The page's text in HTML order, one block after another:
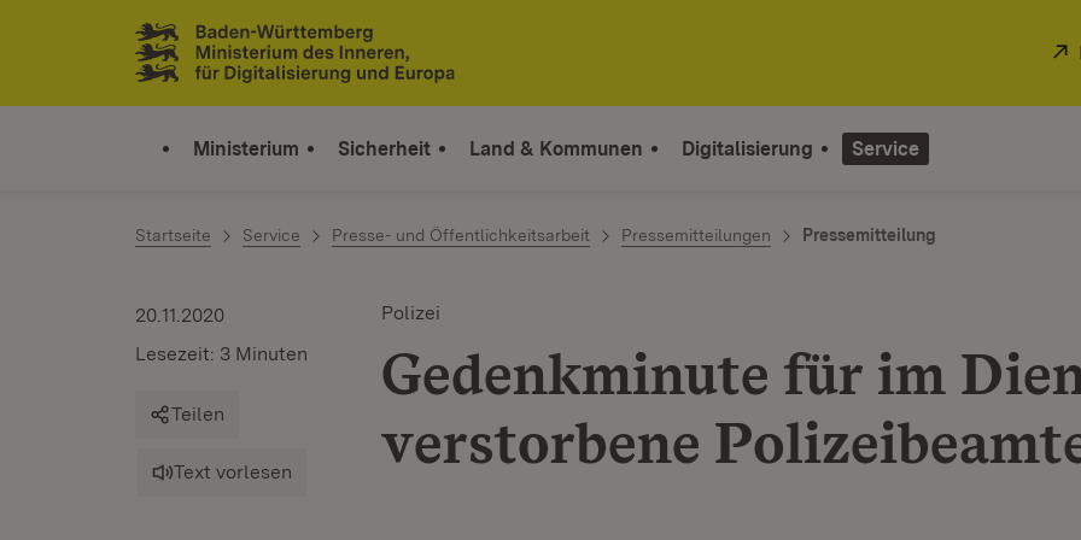
Zum Inhalt springen
Link zur Startseite
Ministerium Sicherheit Land & Kommunen Digitalisierung Service
Startseite Service Presse- und Öffentlichkeitsarbeit Pressemitteilungen Pressemitteilung
Polizei
Gedenkminute für im
verstorbene
20.11.2020
Lesezeit: 3 Minuten
Teilen
Text vorlesen